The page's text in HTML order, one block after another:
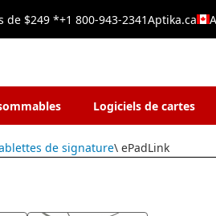
de $249 *+1 800-943-2341Aptika.ca
Logiciels de cartes
de signature\ ePadLink